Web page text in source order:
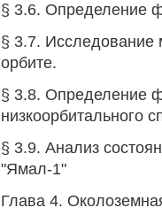
§ 3.6. Определение
§ 3.7. Исследование
орбите.
§ 3.8. Определение
низкоорбитального
§ 3.9. Анализ
"Ямал-1"
Глава 4.